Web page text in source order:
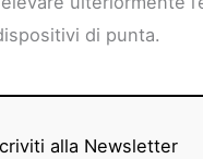
di punta.
alla Newsletter